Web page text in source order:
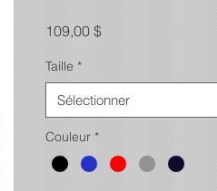
109,00 $Prix
Taille *
Sélectionner
Couleur *